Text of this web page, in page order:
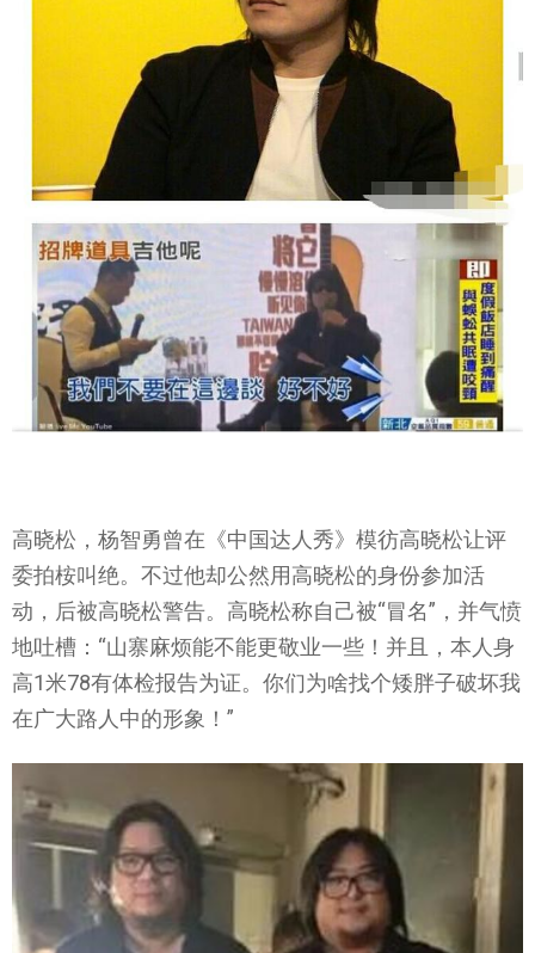
高晓松，杨智勇曾在《中国达人秀》模彷高晓松让评
委拍桉叫绝。不过他却公然用高晓松的身份参加活
动，后被高晓松警告。高晓松称自己被“冒名”，并气愤
地吐槽：“山寨麻烦能不能更敬业一些！并且，本人身
高1米78有体检报告为证。你们为啥找个矮胖子破坏我
在广大路人中的形象！”